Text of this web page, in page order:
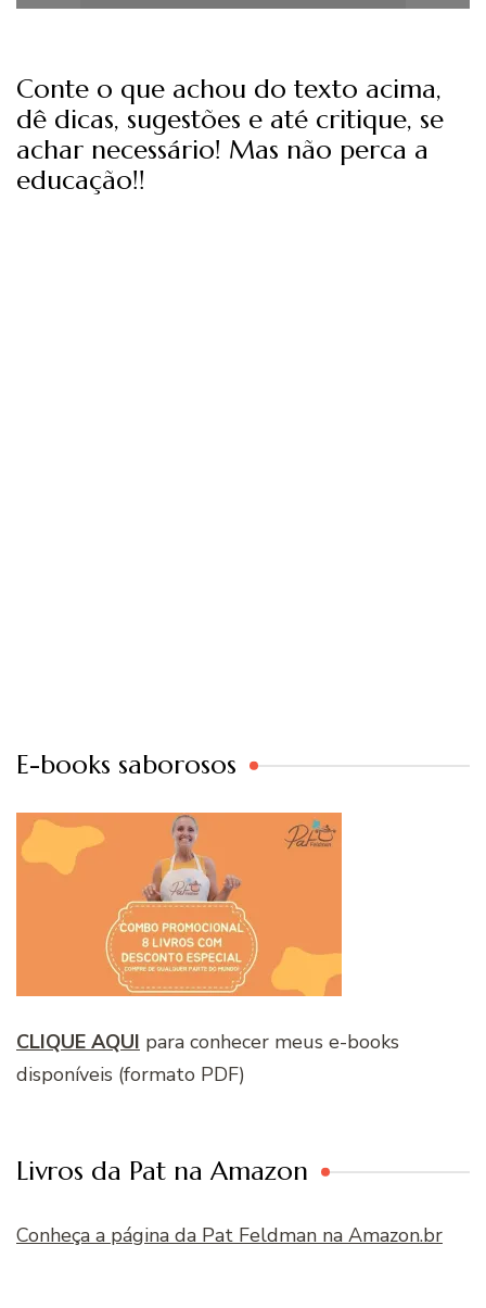
Conte o que achou do texto acima,
dê dicas, sugestões e até critique, se
achar necessário! Mas não perca a
educação!!
E-books saborosos
CLIQUE AQUI para conhecer meus e-books
disponíveis (formato PDF)
Livros da Pat na Amazon
Conheça a página da Pat Feldman na Amazon.br